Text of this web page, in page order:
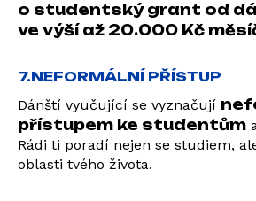
o studentský grant od
ve výší až 20.000 Kč
7.NEFORMÁLNÍ PŘÍSTUP
Dánští vyučující se vyznačují
přístupem ke studentům
Rádi ti poradí nejen se studiem,
oblasti tvého života.